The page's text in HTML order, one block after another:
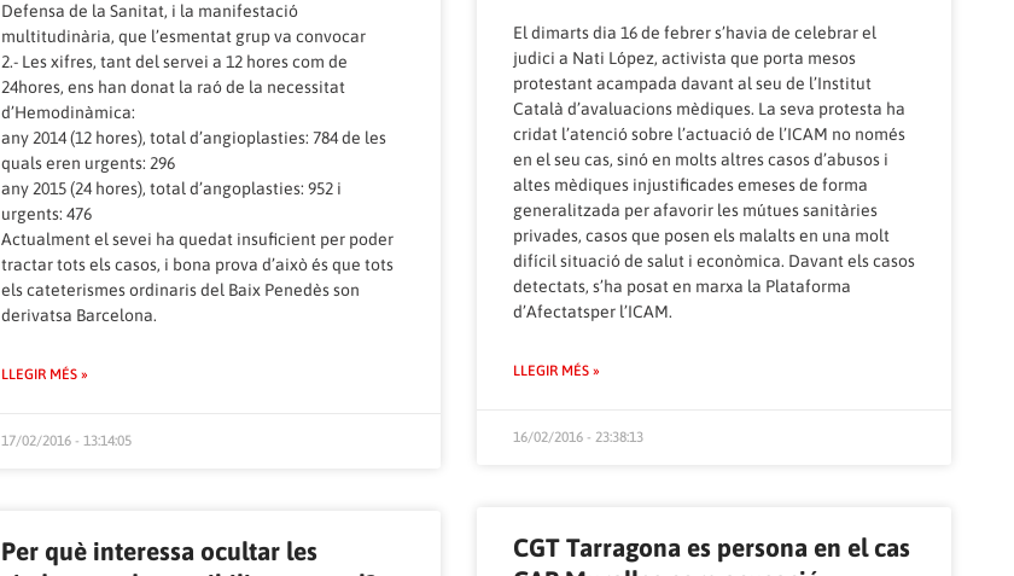
Defensa de la Sanitat, i la manifestació
multitudinària, que l’esmentat grup va convocar
2.- Les xifres, tant del servei a 12 hores com de
24hores, ens han donat la raó de la necessitat
d’Hemodinàmica:
any 2014 (12 hores), total d’angioplasties: 784 de les
quals eren urgents: 296
any 2015 (24 hores), total d’angoplasties: 952 i
urgents: 476
Actualment el sevei ha quedat insuficient per poder
tractar tots els casos, i bona prova d’això és que tots
els cateterismes ordinaris del Baix Penedès son
derivatsa Barcelona.
LLEGIR MÉS »
17/02/2016 - 13:14:05
El dimarts dia 16 de febrer s’havia de celebrar el
judici a Nati López, activista que porta mesos
protestant acampada davant al seu de l’Institut
Català d’avaluacions mèdiques. La seva protesta ha
cridat l’atenció sobre l’actuació de l’ICAM no només
en el seu cas, sinó en molts altres casos d’abusos i
altes mèdiques injustificades emeses de forma
generalitzada per afavorir les mútues sanitàries
privades, casos que posen els malalts en una molt
difícil situació de salut i econòmica. Davant els casos
detectats, s’ha posat en marxa la Plataforma
d’Afectatsper l’ICAM.
LLEGIR MÉS »
16/02/2016 - 23:38:13
Per què interessa ocultar les
CGT Tarragona es persona en el cas